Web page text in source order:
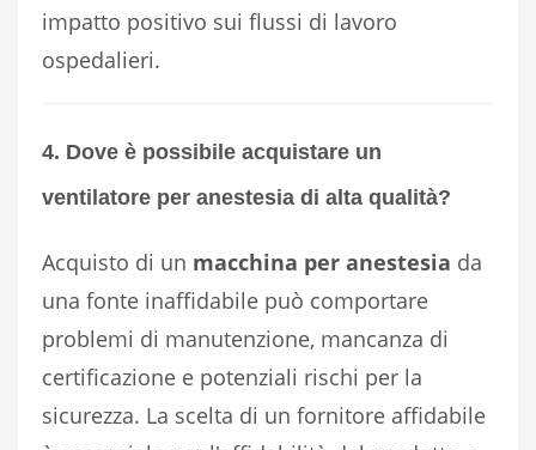
impatto positivo sui flussi di lavoro
ospedalieri.
4. Dove è possibile acquistare un
ventilatore per anestesia di alta qualità?
Acquisto di un macchina per anestesia da
una fonte inaffidabile può comportare
problemi di manutenzione, mancanza di
certificazione e potenziali rischi per la
sicurezza. La scelta di un fornitore affidabile